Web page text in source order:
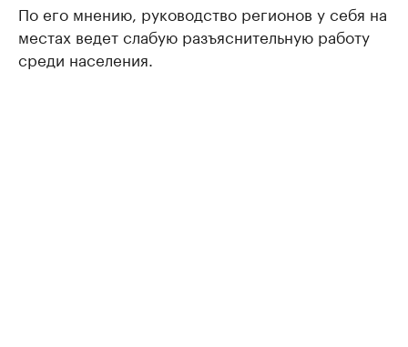
По его мнению, руководство регионов у себя на
местах ведет слабую разъяснительную работу
среди населения.